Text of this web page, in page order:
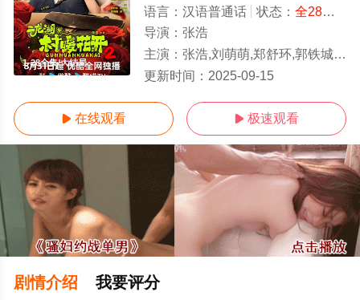
1-28全集/大结局
语言： 汉语普通话 状态： 全28集
导演： 张浩
主演： 张浩,刘萌萌,郑舒环,郭铁城,黄晓娟,来喜,张洪杰,李勤勤,林威,杜煜峰
更新时间： 2025-09-15
 在线观看  极速观看
剧情介绍 我要评分